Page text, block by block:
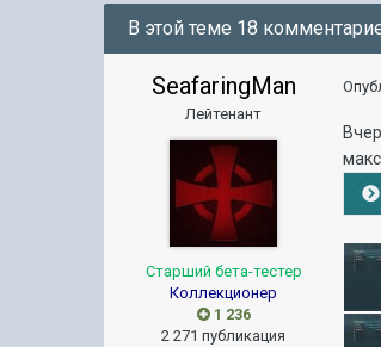
В этой теме 18
SeafaringMan
Лейтенант
Старший бета-тестер
Коллекционер
1 236
2 271 публикация